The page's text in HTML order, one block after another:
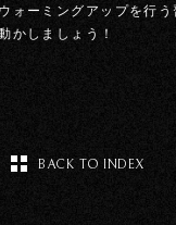
ォーミングアップを行
かしましょう！
BACK TO INDEX